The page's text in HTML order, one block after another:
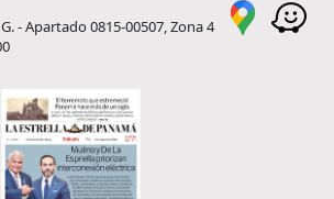
- Apartado 0815-00507, Zona 4